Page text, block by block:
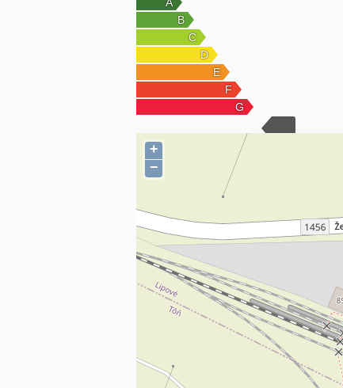
Kontakt na makléra:
Ottó Majer
+421905705121
o.majer@directreal.sk
+
−